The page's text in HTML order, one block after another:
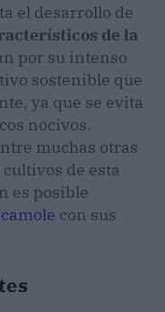
el desarrollo de
de la
por su intenso
sostenible que
ya que se evita
nocivos.
muchas otras
de esta
es posible
con sus